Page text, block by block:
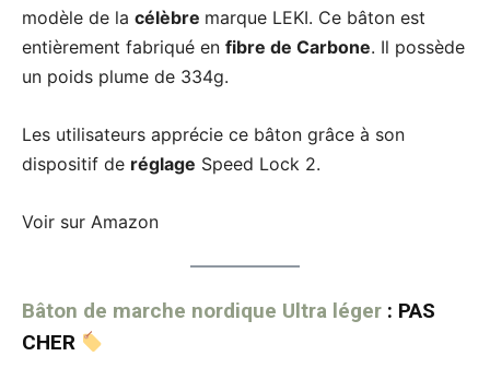
modèle de la célèbre marque LEKI. Ce bâton est
entièrement fabriqué en fibre de Carbone. Il possède
un poids plume de 334g.
Les utilisateurs apprécie ce bâton grâce à son
dispositif de réglage Speed Lock 2.
Voir sur Amazon
Bâton de marche nordique Ultra léger : PAS
CHER